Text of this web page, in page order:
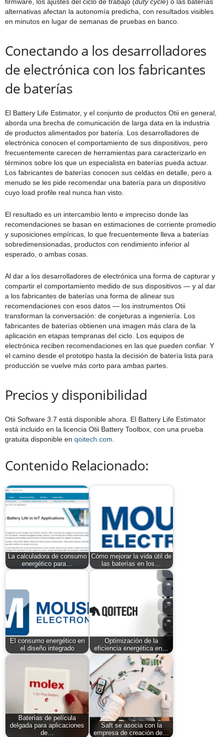
alternativas afectan la autonomía predicha, con resultados visibles
en minutos en lugar de semanas de pruebas en banco.
Conectando a los desarrolladores
de electrónica con los fabricantes
de baterías
El Battery Life Estimator, y el conjunto de productos Otii en general,
aborda una brecha de comunicación de larga data en la industria
de productos alimentados por batería. Los desarrolladores de
electrónica conocen el comportamiento de sus dispositivos, pero
frecuentemente carecen de herramientas para caracterizarlo en
términos sobre los que un especialista en baterías pueda actuar.
Los fabricantes de baterías conocen sus celdas en detalle, pero a
menudo se les pide recomendar una batería para un dispositivo
cuyo load profile real nunca han visto.
El resultado es un intercambio lento e impreciso donde las
recomendaciones se basan en estimaciones de corriente promedio
y suposiciones empíricas, lo que frecuentemente lleva a baterías
sobredimensionadas, productos con rendimiento inferior al
esperado, o ambas cosas.
Al dar a los desarrolladores de electrónica una forma de capturar y
compartir el comportamiento medido de sus dispositivos — y al dar
a los fabricantes de baterías una forma de alinear sus
recomendaciones con esos datos — los instrumentos Otii
transforman la conversación: de conjeturas a ingeniería. Los
fabricantes de baterías obtienen una imagen más clara de la
aplicación en etapas tempranas del ciclo. Los equipos de
electrónica reciben recomendaciones en las que pueden confiar. Y
el camino desde el prototipo hasta la decisión de batería lista para
producción se vuelve más corto para ambas partes.
Precios y disponibilidad
Otii Software 3.7 está disponible ahora. El Battery Life Estimator
está incluido en la licencia Otii Battery Toolbox, con una prueba
gratuita disponible en qoitech.com
Contenido Relacionado:
La calculadora de consumo
energético para…
Cómo mejorar la vida útil de
las baterías en los…
El consumo energético en
el diseño integrado
Optimización de la
eficiencia energética en…
Baterías de película
delgada para aplicaciones
de…
Saft se asocia con la
empresa de creación de…